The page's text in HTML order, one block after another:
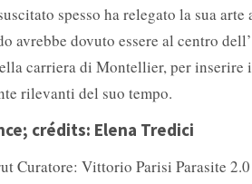
spesso ha relegato la sua
avrebbe dovuto essere al centro
carriera di Montellier, per inserire
rilevanti del suo tempo.
crédits: Elena Tredici
Curatore: Vittorio Parisi Parasite